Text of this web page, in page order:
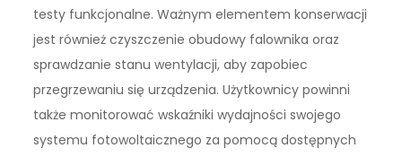
testy funkcjonalne. Ważnym elementem konserwacji
jest również czyszczenie obudowy falownika oraz
sprawdzanie stanu wentylacji, aby zapobiec
przegrzewaniu się urządzenia. Użytkownicy powinni
także monitorować wskaźniki wydajności swojego
systemu fotowoltaicznego za pomocą dostępnych